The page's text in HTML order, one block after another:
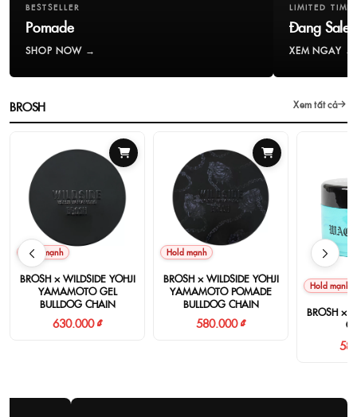
BESTSELLER
Pomade
SHOP NOW →
LIMITED TIME
Đang Sale
XEM NGAY →
BROSH Xem tất cả
Hold mạnh
BROSH × WILDSIDE YOHJI
YAMAMOTO GEL
BULLDOG CHAIN
630.000 ₫
Hold mạnh
BROSH × WILDSIDE YOHJI
YAMAMOTO POMADE
BULLDOG CHAIN
580.000 ₫
Hold mạnh
BROSH ×